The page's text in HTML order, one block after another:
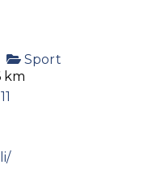
Sport
km